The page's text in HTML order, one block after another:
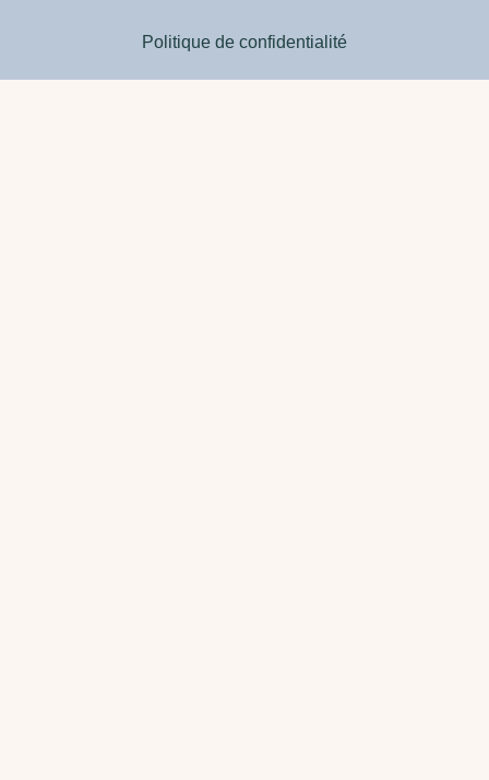
Politique de confidentialité